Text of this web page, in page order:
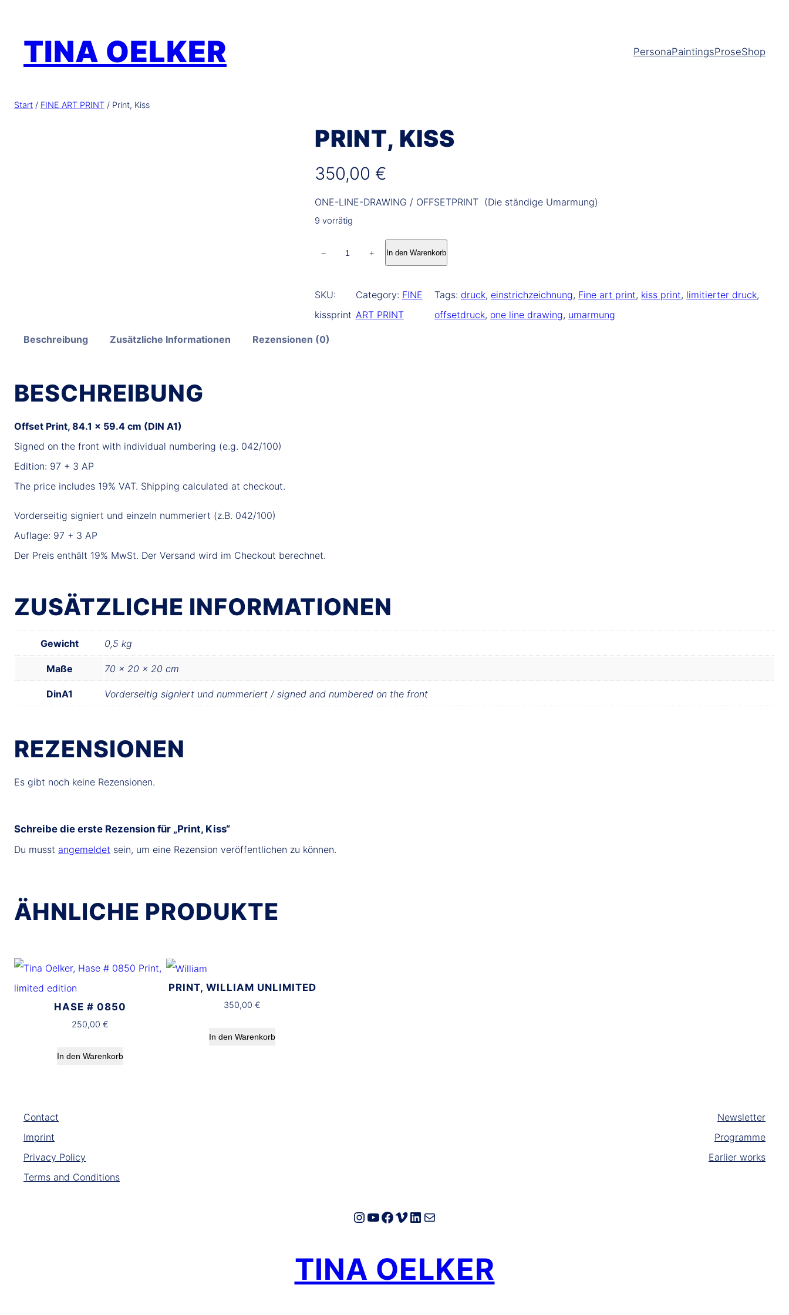
springenTINA OELKER PersonaPaintingsProseShop
Start / FINE ART PRINT / Print, Kiss
PRINT, KISS
350,00 €
ONE-LINE-DRAWING / OFFSETPRINT (Die ständige Umarmung)
9 vorrätig
i
n
− + In den Warenkorb
SKU:
kissprint
Category: FINE
ART PRINT
Tags: druck, einstrichzeichnung, Fine art print, kiss print, limitierter druck
offsetdruck, one line drawing, umarmung
Beschreibung Zusätzliche Informationen Rezensionen (0)
BESCHREIBUNG
Offset Print, 84.1 × 59.4 cm (DIN A1)
Signed on the front with individual numbering (e.g. 042/100)
Edition: 97 + 3 AP
The price includes 19% VAT. Shipping calculated at checkout.
Vorderseitig signiert und einzeln nummeriert (z.B. 042/100)
Auflage: 97 + 3 AP
Der Preis enthält 19% MwSt. Der Versand wird im Checkout berechnet.
ZUSÄTZLICHE INFORMATIONEN
Gewicht 0,5 kg
Maße 70 × 20 × 20 cm
DinA1 Vorderseitig signiert und nummeriert / signed and numbered on the front
REZENSIONEN
Es gibt noch keine Rezensionen.
Schreibe die erste Rezension für „Print, Kiss“
Du musst angemeldet sein, um eine Rezension veröffentlichen zu können.
ÄHNLICHE PRODUKTE
HASE # 0850
250,00€
In den Warenkorb
PRINT, WILLIAM UNLIMITED
350,00€
In den Warenkorb
Contact
Imprint
Privacy Policy
Terms and Conditions
Newsletter
Programme
Earlier works
Instagram
YouTube
Facebook
Vimeo
LinkedIn
E-Mail
TINA OELKER